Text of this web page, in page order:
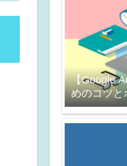
【Google
めのコツと